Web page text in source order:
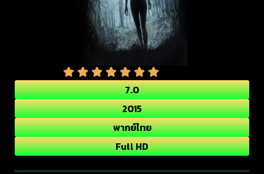
7.0
2015
พากย์ไทย
Full HD